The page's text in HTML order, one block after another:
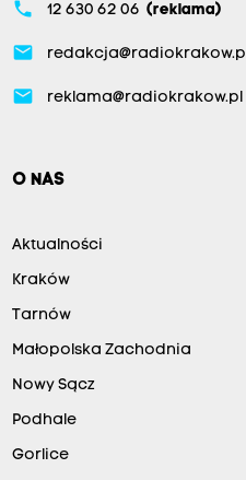
phone 12 630 62 06 (reklama)
email redakcja@radiokrakow.pl
email reklama@radiokrakow.pl
O NAS
Aktualności
Kraków
Tarnów
Małopolska Zachodnia
Nowy Sącz
Podhale
Gorlice